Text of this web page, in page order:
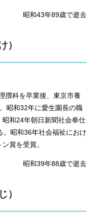
昭和43年89歳で逝去
）
撰科を卒業後、東京市養
昭和32年に愛生園長の職
和24年朝日新聞社会奉仕
。昭和36年社会福祉におけ
賞を受賞。
昭和39年88歳で逝去
）